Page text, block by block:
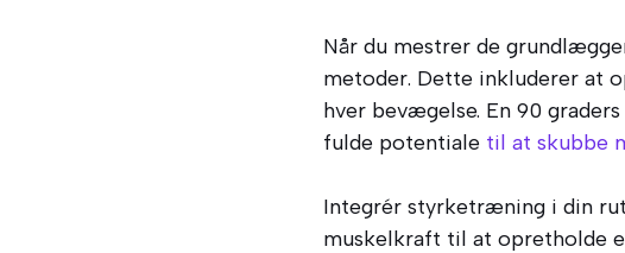
Når du mestrer de
metoder. Dette inkluderer at
hver bevægelse. En 90
fulde potentiale til at skubbe
Integrér styrketræning i din
muskelkraft til at opretholde